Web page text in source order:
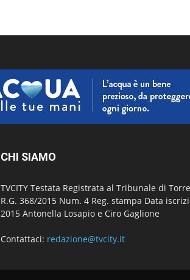
CHI SIAMO
TVCITY Testata Registrata al Tribunale di
R.G. 368/2015 Num. 4 Reg. stampa Data
2015 Antonella Losapio e Ciro Gaglione
Contattaci: redazione@tvcity.it